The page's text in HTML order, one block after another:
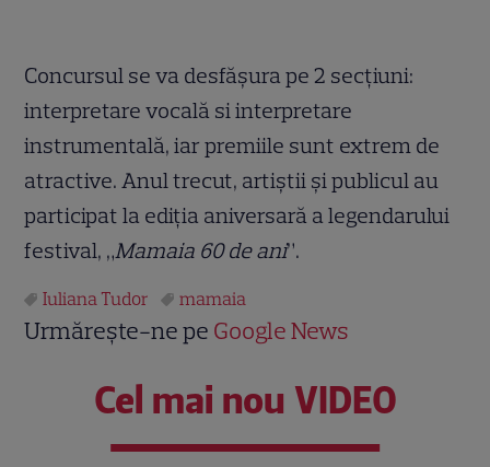
Concursul se va desfășura pe 2 secțiuni:
interpretare vocală si interpretare
instrumentală, iar premiile sunt extrem de
atractive. Anul trecut, artiștii și publicul au
participat la ediția aniversară a legendarului
festival, „Mamaia 60 de ani”.
Iuliana Tudor mamaia
Urmărește-ne pe Google News
Cel mai nou VIDEO